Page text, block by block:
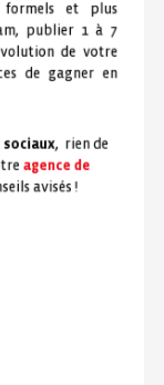
formels et plus
publier 1 à 7
de votre
de gagner en
sociaux, rien de
agence de
avisés !